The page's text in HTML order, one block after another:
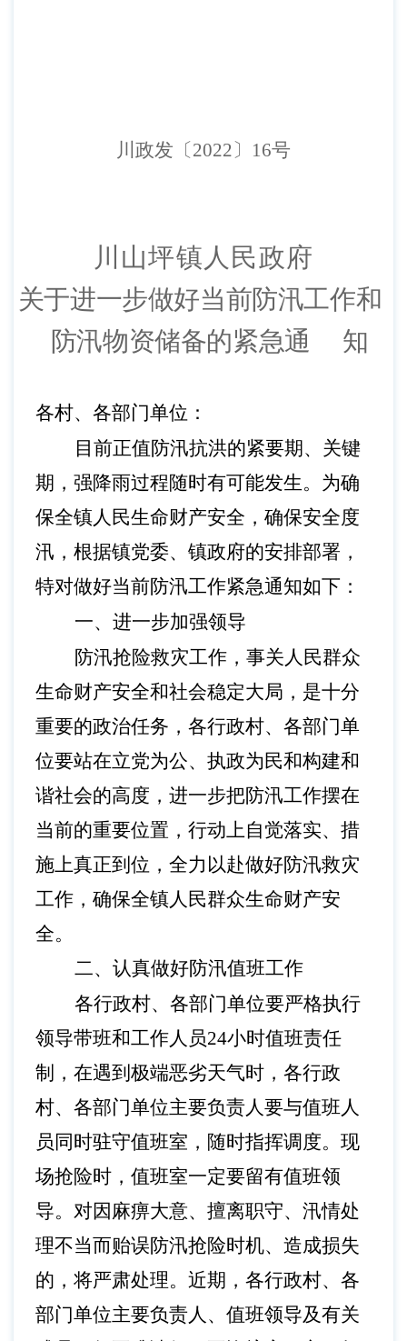
川 政发 〔2022〕 16号
川山坪镇 人民政府
关于进一步做好当前防汛工作和
防汛物资储备的紧急通 知
各村、各部门单位：
目前正值防汛抗洪的紧要期、关键
期，强降雨过程随时有可能发生。为确
保全镇人民生命财产安全，确保安全度
汛，根据镇党委、镇政府的安排部署，
特对做好当前防汛工作紧急通知如下：
一、进一步加强领导
防汛抢险救灾工作，事关人民群众
生命财产安全和社会稳定大局，是十分
重要的政治任务，各行政村、各部门单
位要站在立党为公、执政为民和构建和
谐社会的高度，进一步把防汛工作摆在
当前的重要位置，行动上自觉落实、措
施上真正到位，全力以赴做好防汛救灾
工作，确保全镇人民群众生命财产安
全。
二、认真做好防汛值班工作
各行政村、各部门单位要严格执行
领导带班和工作人员24小时值班责任
制，在遇到极端恶劣天气时，各行政
村、各部门单位主要负责人要与值班人
员同时驻守值班室，随时指挥调度。现
场抢险时，值班室一定要留有值班领
导。对因麻痹大意、擅离职守、汛情处
理不当而贻误防汛抢险时机、造成损失
的，将严肃处理。近期，各行政村、各
部门单位主要负责人、 值班领导及有关